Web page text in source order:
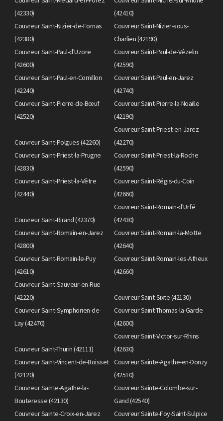
(42330)
(42410)
Couvreur Saint-Nizier-de-Fornas
(42380)
Couvreur Saint-Nizier-sous-
Charlieu (42190)
Couvreur Saint-Paul-d'Uzore
(42600)
Couvreur Saint-Paul-de-Vézelin
(42590)
Couvreur Saint-Paul-en-Cornillon
(42240)
Couvreur Saint-Paul-en-Jarez
(42740)
Couvreur Saint-Pierre-de-Bœuf
(42520)
Couvreur Saint-Pierre-la-Noaille
(42190)
Couvreur Saint-Polgues (42260)
Couvreur Saint-Priest-en-Jarez
(42270)
Couvreur Saint-Priest-la-Prugne
(42830)
Couvreur Saint-Priest-la-Roche
(42590)
Couvreur Saint-Priest-la-Vêtre
(42440)
Couvreur Saint-Régis-du-Coin
(42660)
Couvreur Saint-Rirand (42370)
Couvreur Saint-Romain-d'Urfé
(42430)
Couvreur Saint-Romain-en-Jarez
(42800)
Couvreur Saint-Romain-la-Motte
(42640)
Couvreur Saint-Romain-le-Puy
(42610)
Couvreur Saint-Romain-les-Atheux
(42660)
Couvreur Saint-Sauveur-en-Rue
(42220)
Couvreur Saint-Sixte (42130)
Couvreur Saint-Symphorien-de-
Lay (42470)
Couvreur Saint-Thomas-la-Garde
(42600)
Couvreur Saint-Thurin (42111)
Couvreur Saint-Victor-sur-Rhins
(42630)
Couvreur Saint-Vincent-de-Boisset
(42120)
Couvreur Sainte-Agathe-en-Donzy
(42510)
Couvreur Sainte-Agathe-la-
Bouteresse (42130)
Couvreur Sainte-Colombe-sur-
Gand (42540)
Couvreur Sainte-Croix-en-Jarez
Couvreur Sainte-Foy-Saint-Sulpice